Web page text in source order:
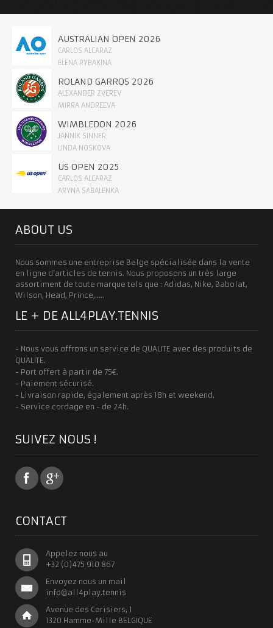
AUSTRALIAN OPEN 2026
CARLOS ALCARAZ
ELENA RYBAKINA
ROLAND GARROS 2026
ALEXANDER ZVEREV
MIRRA ANDREEVA
WIMBLEDON 2026
JANNIK SINNER
LINDA NOSKOVA
US OPEN 2025
CARLOS ALCARAZ
ARYNA SABALENKA
ABOUT US
Nous sommes une entreprise Belge spécialisée dans la vente
en ligne d’articles de tennis. Nous proposons un très large
assortiment de toute marque tels que : Adidas, Nike, Babolat,
Wilson, Head, Prince,…..
LE + DE ALL4PLAY.TENNIS
- Nous vous offrons un service de QUALITE avec des produits de
QUALITE.
- Port offert à partir de 75€.
- Paiement sécurisé.
- Livraison rapide, également après 18h et weekend.
- Service cordage en - de 24h.
SUIVEZ NOUS !
CONTACT
Appelez nous au
+32 (0)475 910 867
Envoyez nous un mail
info@all4play.tennis
Avenue des Cerisiers, 1
1320 Hamme-Mille BELGIQUE